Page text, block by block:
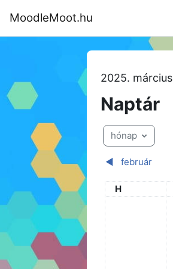
MoodleMoot.hu
2025. március
Naptár
hónap
◀︎ február
Hétfő
H